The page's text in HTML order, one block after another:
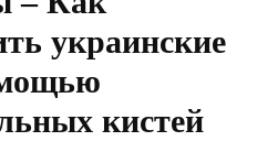
украинские
кистей